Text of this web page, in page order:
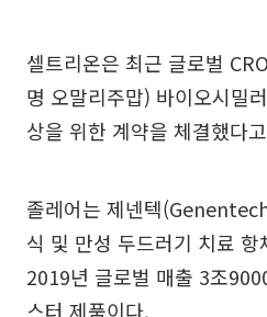
셀트리온은 최근 글로벌
명 오말리주맙) 바이오시밀
상을 위한 계약을 체결했다
졸레어는 제넨텍
식 및 만성 두드러기 치료
2019년 글로벌 매출 3조
스터 제품이다.